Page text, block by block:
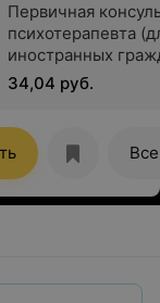
Первичная
психотерапевта
иностранных
34,04 руб.